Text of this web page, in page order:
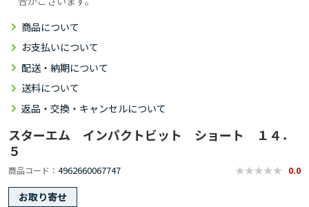
商品について
お支払いについて
配送・納期について
送料について
返品・交換・キャンセルについて
スターエム インパクトビット ショート １４．
５
商品コード 4962660067747 0.0
お取り寄せ